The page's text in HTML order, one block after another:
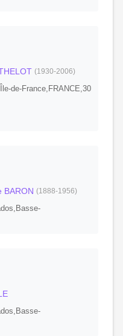
(1930-2006)
de-France,FRANCE,30
BARON (1888-1956)